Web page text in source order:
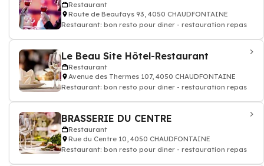
Restaurant
Route de Beaufays 93, 4050 CHAUDFONTAINE
Restaurant: bon resto pour diner - restauration repas
Le Beau Site Hôtel-Restaurant
Restaurant
Avenue des Thermes 107, 4050 CHAUDFONTAINE
Restaurant: bon resto pour diner - restauration repas
BRASSERIE DU CENTRE
Restaurant
Rue du Centre 10, 4050 CHAUDFONTAINE
Restaurant: bon resto pour diner - restauration repas